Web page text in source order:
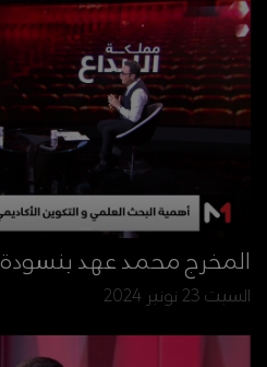
المخرج محمد عهد بنسودة
السبت 23 نونبر 2024